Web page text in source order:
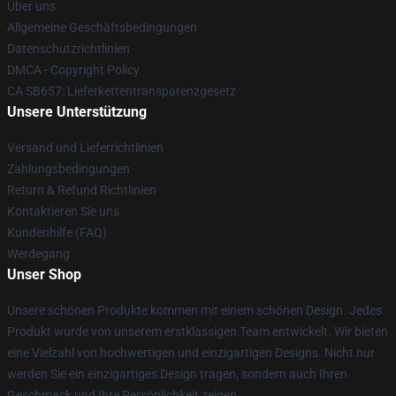
Über uns
Allgemeine Geschäftsbedingungen
Datenschutzrichtlinien
DMCA - Copyright Policy
CA SB657: Lieferkettentransparenzgesetz
Unsere Unterstützung
Versand und Lieferrichtlinien
Zahlungsbedingungen
Return & Refund Richtlinien
Kontaktieren Sie uns
Kundenhilfe (FAQ)
Werdegang
Unser Shop
Unsere schönen Produkte kommen mit einem schönen Design. Jedes
Produkt wurde von unserem erstklassigen Team entwickelt. Wir bieten
eine Vielzahl von hochwertigen und einzigartigen Designs. Nicht nur
werden Sie ein einzigartiges Design tragen, sondern auch Ihren